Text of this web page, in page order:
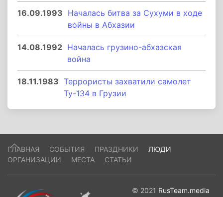
16.09.1993 Началась битва за Сухуми в ходе
войны в Абхазии
14.08.1992 Началась грузино-абхазская
война
18.11.1983 Террористы захватили самолет
Ту-134 в Грузии
ГЛАВНАЯ СОБЫТИЯ ПРАЗДНИКИ
ЛЮДИ
ОРГАНИЗАЦИИ
МЕСТА СТАТЬИ
© 2021 RusTeam.media